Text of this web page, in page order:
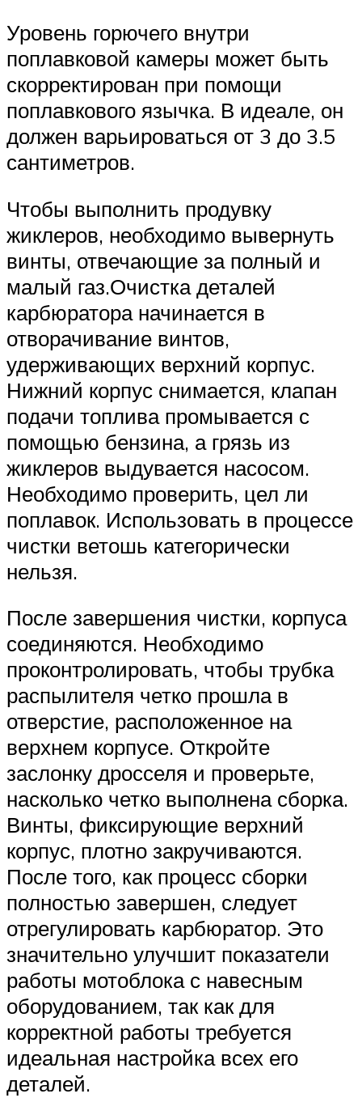
Уровень горючего внутри
поплавковой камеры может быть
скорректирован при помощи
поплавкового язычка. В идеале, он
должен варьироваться от 3 до 3.5
сантиметров.
Чтобы выполнить продувку
жиклеров, необходимо вывернуть
винты, отвечающие за полный и
малый газ.Очистка деталей
карбюратора начинается в
отворачивание винтов,
удерживающих верхний корпус.
Нижний корпус снимается, клапан
подачи топлива промывается с
помощью бензина, а грязь из
жиклеров выдувается насосом.
Необходимо проверить, цел ли
поплавок. Использовать в процессе
чистки ветошь категорически
нельзя.
После завершения чистки, корпуса
соединяются. Необходимо
проконтролировать, чтобы трубка
распылителя четко прошла в
отверстие, расположенное на
верхнем корпусе. Откройте
заслонку дросселя и проверьте,
насколько четко выполнена сборка.
Винты, фиксирующие верхний
корпус, плотно закручиваются.
После того, как процесс сборки
полностью завершен, следует
отрегулировать карбюратор. Это
значительно улучшит показатели
работы мотоблока с навесным
оборудованием, так как для
корректной работы требуется
идеальная настройка всех его
деталей.